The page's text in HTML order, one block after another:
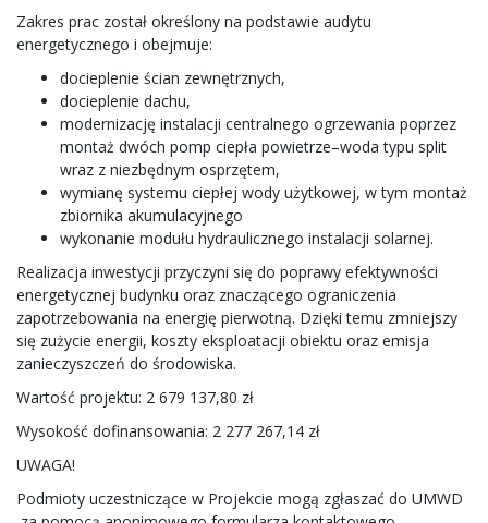
Zakres prac został określony na podstawie audytu
energetycznego i obejmuje:
docieplenie ścian zewnętrznych,
docieplenie dachu,
modernizację instalacji centralnego ogrzewania poprzez
montaż dwóch pomp ciepła powietrze–woda typu split
wraz z niezbędnym osprzętem,
wymianę systemu ciepłej wody użytkowej, w tym montaż
zbiornika akumulacyjnego
wykonanie modułu hydraulicznego instalacji solarnej.
Realizacja inwestycji przyczyni się do poprawy efektywności
energetycznej budynku oraz znaczącego ograniczenia
zapotrzebowania na energię pierwotną. Dzięki temu zmniejszy
się zużycie energii, koszty eksploatacji obiektu oraz emisja
zanieczyszczeń do środowiska.
Wartość projektu: 2 679 137,80 zł
Wysokość dofinansowania: 2 277 267,14 zł
UWAGA!
Podmioty uczestniczące w Projekcie mogą zgłaszać do UMWD